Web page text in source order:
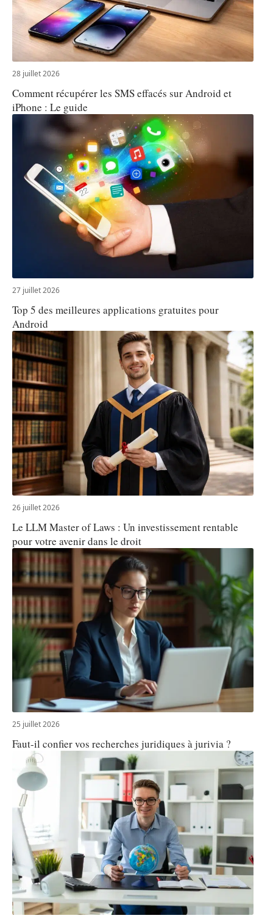
28 juillet 2026
Comment récupérer les SMS effacés sur Android et
iPhone : Le guide
27 juillet 2026
Top 5 des meilleures applications gratuites pour
Android
26 juillet 2026
Le LLM Master of Laws : Un investissement rentable
pour votre avenir dans le droit
25 juillet 2026
Faut-il confier vos recherches juridiques à jurivia ?